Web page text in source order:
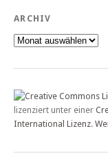
ARCHIV
Archiv
lizenziert unter einer
International Lizenz.